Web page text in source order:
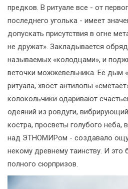
предков. В ритуале все - от
последнего уголька - имеет
допускать присутствия в огне
не дружат». Закладывается
называемых «колодцами», и
веточки можжевельника. Её дым
ритуала, хвост антилопы
колокольчики одаривают
одеяний из ровдуги,
костра, просветы голубого неба,
над ЭТНОМИРом - создавало
некому древнему таинству. И это
полного сюрпризов.